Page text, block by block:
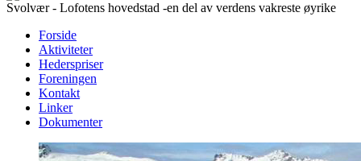
Svolvær - Lofotens hovedstad -en del av verdens vakreste øyrike
Forside
Aktiviteter
Hederspriser
Foreningen
Kontakt
Linker
Dokumenter